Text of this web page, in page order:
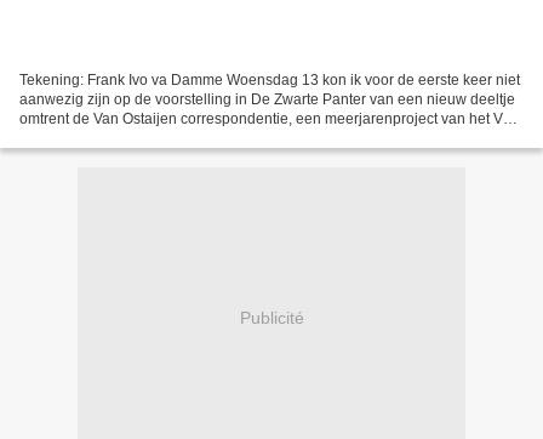
Tekening: Frank Ivo va Damme Woensdag 13 kon ik voor de eerste keer niet
aanwezig zijn op de voorstelling in De Zwarte Panter van een nieuw deeltje
omtrent de Van Ostaijen correspondentie, een meerjarenproject van het Van
Publicité